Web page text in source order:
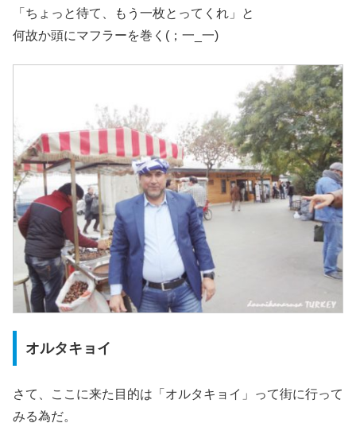
「ちょっと待て、もう一枚とってくれ」と
何故か頭にマフラーを巻く(；一_一)
オルタキョイ
さて、ここに来た目的は「オルタキョイ」って街に行って
みる為だ。